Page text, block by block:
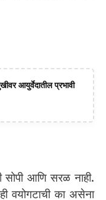
आयुर्वेदातील प्रभावी
आणि सरळ नाही.
वयोगटाची का असेना